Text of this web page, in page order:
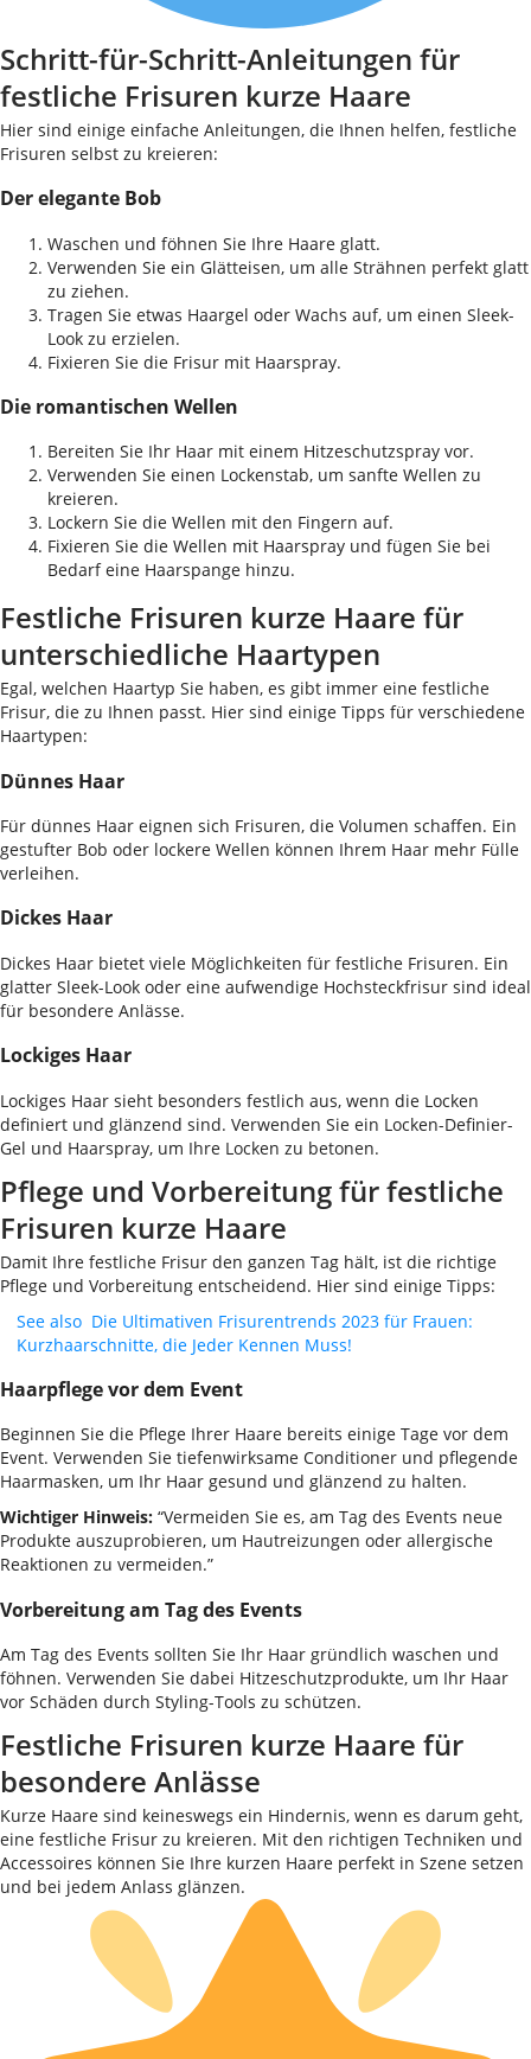
Schritt-für-Schritt-Anleitungen für
festliche Frisuren kurze Haare
Hier sind einige einfache Anleitungen, die Ihnen helfen, festliche
Frisuren selbst zu kreieren:
Der elegante Bob
Waschen und föhnen Sie Ihre Haare glatt.
Verwenden Sie ein Glätteisen, um alle Strähnen perfekt glatt
zu ziehen.
Tragen Sie etwas Haargel oder Wachs auf, um einen Sleek-
Look zu erzielen.
Fixieren Sie die Frisur mit Haarspray.
Die romantischen Wellen
Bereiten Sie Ihr Haar mit einem Hitzeschutzspray vor.
Verwenden Sie einen Lockenstab, um sanfte Wellen zu
kreieren.
Lockern Sie die Wellen mit den Fingern auf.
Fixieren Sie die Wellen mit Haarspray und fügen Sie bei
Bedarf eine Haarspange hinzu.
Festliche Frisuren kurze Haare für
unterschiedliche Haartypen
Egal, welchen Haartyp Sie haben, es gibt immer eine festliche
Frisur, die zu Ihnen passt. Hier sind einige Tipps für verschiedene
Haartypen:
Dünnes Haar
Für dünnes Haar eignen sich Frisuren, die Volumen schaffen. Ein
gestufter Bob oder lockere Wellen können Ihrem Haar mehr Fülle
verleihen.
Dickes Haar
Dickes Haar bietet viele Möglichkeiten für festliche Frisuren. Ein
glatter Sleek-Look oder eine aufwendige Hochsteckfrisur sind ideal
für besondere Anlässe.
Lockiges Haar
Lockiges Haar sieht besonders festlich aus, wenn die Locken
definiert und glänzend sind. Verwenden Sie ein Locken-Definier-
Gel und Haarspray, um Ihre Locken zu betonen.
Pflege und Vorbereitung für festliche
Frisuren kurze Haare
Damit Ihre festliche Frisur den ganzen Tag hält, ist die richtige
Pflege und Vorbereitung entscheidend. Hier sind einige Tipps:
See also Die Ultimativen Frisurentrends 2023 für Frauen:
Kurzhaarschnitte, die Jeder Kennen Muss!
Haarpflege vor dem Event
Beginnen Sie die Pflege Ihrer Haare bereits einige Tage vor dem
Event. Verwenden Sie tiefenwirksame Conditioner und pflegende
Haarmasken, um Ihr Haar gesund und glänzend zu halten.
Wichtiger Hinweis: “Vermeiden Sie es, am Tag des Events neue
Produkte auszuprobieren, um Hautreizungen oder allergische
Reaktionen zu vermeiden.”
Vorbereitung am Tag des Events
Am Tag des Events sollten Sie Ihr Haar gründlich waschen und
föhnen. Verwenden Sie dabei Hitzeschutzprodukte, um Ihr Haar
vor Schäden durch Styling-Tools zu schützen.
Festliche Frisuren kurze Haare für
besondere Anlässe
Kurze Haare sind keineswegs ein Hindernis, wenn es darum geht,
eine festliche Frisur zu kreieren. Mit den richtigen Techniken und
Accessoires können Sie Ihre kurzen Haare perfekt in Szene setzen
und bei jedem Anlass glänzen.